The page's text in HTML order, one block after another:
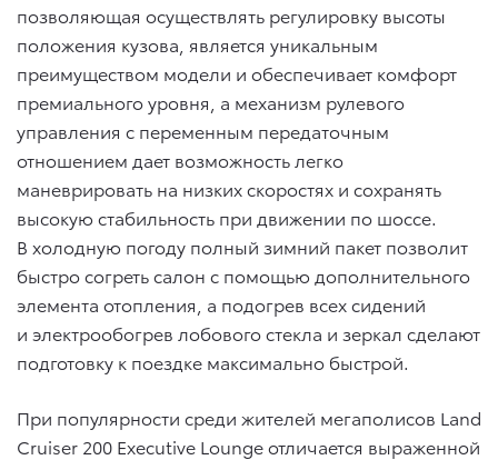
позволяющая осуществлять регулировку высоты
положения кузова, является уникальным
преимуществом модели и обеспечивает комфорт
премиального уровня, а механизм рулевого
управления с переменным передаточным
отношением дает возможность легко
маневрировать на низких скоростях и сохранять
высокую стабильность при движении по шоссе.
В холодную погоду полный зимний пакет позволит
быстро согреть салон с помощью дополнительного
элемента отопления, а подогрев всех сидений
и электрообогрев лобового стекла и зеркал сделают
подготовку к поездке максимально быстрой.
При популярности среди жителей мегаполисов Land
Cruiser 200 Executive Lounge отличается выраженной